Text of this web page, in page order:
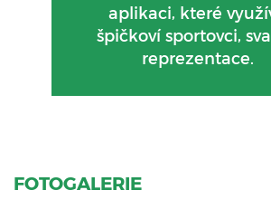
aplikaci, které
špičkoví sportovci,
reprezentace.
FOTOGALERIE